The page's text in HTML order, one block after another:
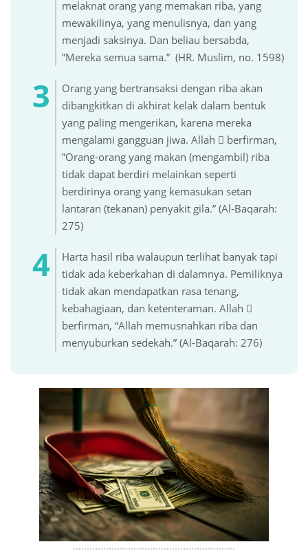
melaknat orang yang memakan riba, yang
mewakilinya, yang menulisnya, dan yang
menjadi saksinya. Dan beliau bersabda,
”Mereka semua sama.” (HR. Muslim, no. 1598)
Orang yang bertransaksi dengan riba akan
dibangkitkan di akhirat kelak dalam bentuk
yang paling mengerikan, karena mereka
mengalami gangguan jiwa. Allah  berfirman,
”Orang-orang yang makan (mengambil) riba
tidak dapat berdiri melainkan seperti
berdirinya orang yang kemasukan setan
lantaran (tekanan) penyakit gila.” (Al-Baqarah:
275)
Harta hasil riba walaupun terlihat banyak tapi
tidak ada keberkahan di dalamnya. Pemiliknya
tidak akan mendapatkan rasa tenang,
kebahagiaan, dan ketenteraman. Allah 
berfirman, “Allah memusnahkan riba dan
menyuburkan sedekah.” (Al-Baqarah: 276)